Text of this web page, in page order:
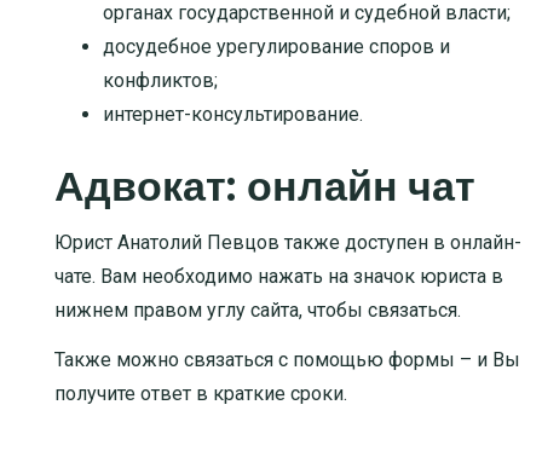
органах государственной и судебной власти;
досудебное урегулирование споров и
конфликтов;
интернет-консультирование.
Адвокат: онлайн чат
Юрист Анатолий Певцов также доступен в онлайн-
чате. Вам необходимо нажать на значок юриста в
нижнем правом углу сайта, чтобы связаться.
Также можно связаться с помощью формы – и Вы
получите ответ в краткие сроки.